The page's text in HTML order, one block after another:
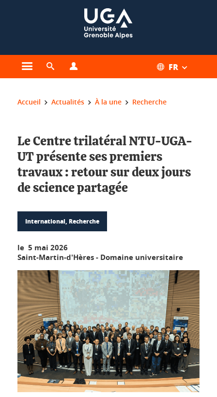
Ouvrir le menu principal
Ouvrir le moteur de recherche FR
Vous êtes ici :
Accueil Actualités À la une Recherche
Le Centre trilatéral NTU-UGA-
UT présente ses premiers
travaux : retour sur deux jours
de science partagée
International, Recherche
le 5 mai 2026
Saint-Martin-d'Hères - Domaine universitaire